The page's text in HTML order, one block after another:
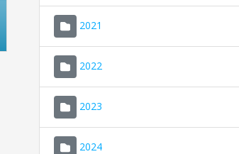
2021
2022
2023
2024